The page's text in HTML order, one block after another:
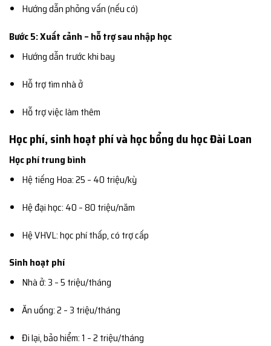
Hướng dẫn phỏng vấn (nếu có)
Bước 5: Xuất cảnh – hỗ trợ sau nhập học
Hướng dẫn trước khi bay
Hỗ trợ tìm nhà ở
Hỗ trợ việc làm thêm
Học phí, sinh hoạt phí và học bổng du học Đài Loan
Học phí trung bình
Hệ tiếng Hoa: 25 – 40 triệu/kỳ
Hệ đại học: 40 – 80 triệu/năm
Hệ VHVL: học phí thấp, có trợ cấp
Sinh hoạt phí
Nhà ở: 3 – 5 triệu/tháng
Ăn uống: 2 – 3 triệu/tháng
Đi lại, bảo hiểm: 1 – 2 triệu/tháng